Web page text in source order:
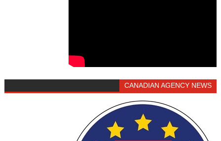
CANADIAN AGENCY NEWS